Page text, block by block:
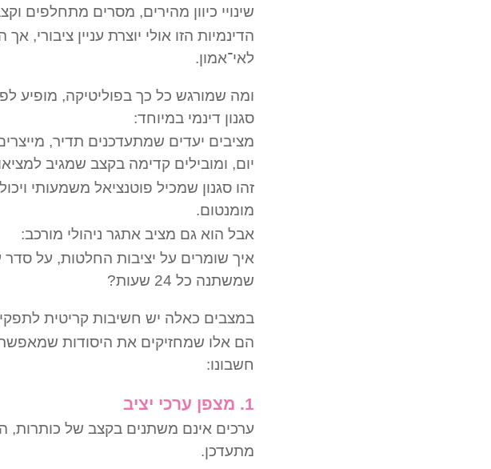
שינויי כיוון מהירים, מסרים מתחלפים
הדינמיות הזו אולי יוצרת עניין ציבורי,
לאי־אמון.
ומה שמורגש כל כך בפוליטיקה, מופיע
סגנון דינמי במיוחד:
מציבים יעדים שמתעדכנים תדיר,
יום, ומובילים קדימה בקצב שמגיב
זהו סגנון שמכיל פוטנציאל משמעותי
מומנטום.
אבל הוא גם מציב אתגר ניהולי מורכב:
איך שומרים על יציבות החלטות, על סדר
שמשתנה כל 24 שעות?
במצבים כאלה יש חשיבות קריטית
הם אלו שמחזיקים את היסודות
חשבונו:
1. מצפן ערכי יציב
ערכים אינם משתנים בקצב של כותרות,
מתעדכן.